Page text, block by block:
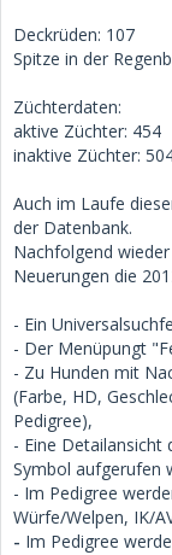
Deckrüden: 107
Spitze in der
Züchterdaten:
aktive Züchter: 454
inaktive Züchter:
Auch im Laufe
der Datenbank.
Nachfolgend
Neuerungen die
- Ein
- Der Menüpungt
- Zu Hunden mit
(Farbe, HD,
Pedigree),
- Eine Detailansicht
Symbol aufgerufen
- Im Pedigree
Würfe/Welpen, IK/
- Im Pedigree